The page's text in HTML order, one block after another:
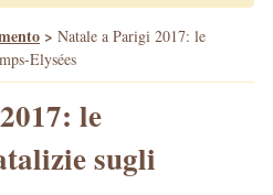
> Natale a Parigi 2017: le
Elysées
le
sugli